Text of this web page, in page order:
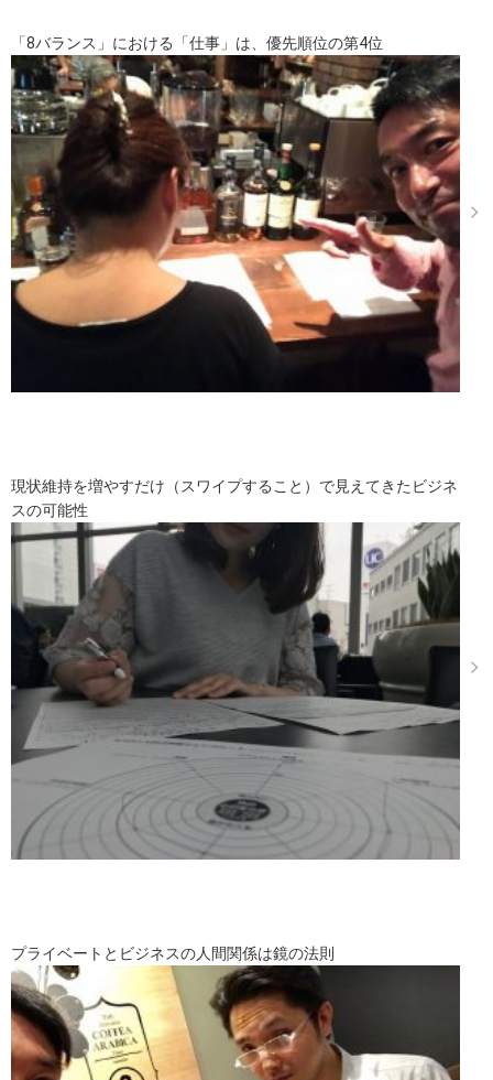
「8バランス」における「仕事」は、優先順位の第4位
現状維持を増やすだけ（スワイプすること）で見えてきたビジネ
スの可能性
プライベートとビジネスの人間関係は鏡の法則